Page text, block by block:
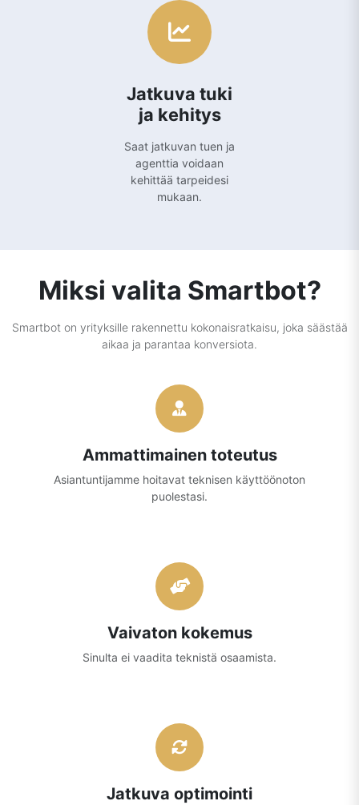
Jatkuva tuki
ja kehitys
Saat jatkuvan tuen ja
agenttia voidaan
kehittää tarpeidesi
mukaan.
Miksi valita Smartbot?
Smartbot on yrityksille rakennettu kokonaisratkaisu, joka säästää
aikaa ja parantaa konversiota.
Ammattimainen toteutus
Asiantuntijamme hoitavat teknisen käyttöönoton
puolestasi.
Vaivaton kokemus
Sinulta ei vaadita teknistä osaamista.
Jatkuva optimointi